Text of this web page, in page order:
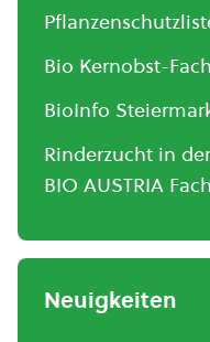
Bio Kernobst-
BioInfo
Rinderzucht in
BIO AUSTRIA
Neuigkeiten